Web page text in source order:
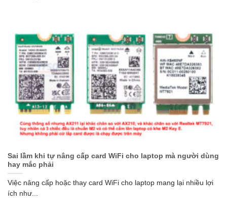
Sai lầm khi tự nâng cấp card WiFi cho laptop mà người dùng
hay mắc phải
Việc nâng cấp hoặc thay card WiFi cho laptop mang lại nhiều lợi
ích như...